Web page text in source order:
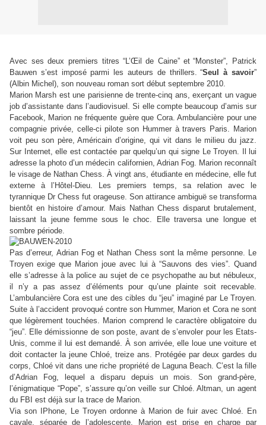
Avec ses deux premiers titres “L’Œil de Caine” et “Monster”, Patrick
Bauwen s’est imposé parmi les auteurs de thrillers. “Seul à savoir”
(Albin Michel), son nouveau roman sort début septembre 2010.
Marion Marsh est une parisienne de trente-cinq ans, exerçant un vague
job d’assistante dans l’audiovisuel. Si elle compte beaucoup d’amis sur
Facebook, Marion ne fréquente guère que Cora. Ambulancière pour une
compagnie privée, celle-ci pilote son Hummer à travers Paris. Marion
voit peu son père, Américain d’origine, qui vit dans le milieu du jazz.
Sur Internet, elle est contactée par quelqu’un qui signe Le Troyen. Il lui
adresse la photo d’un médecin californien, Adrian Fog. Marion reconnaît
le visage de Nathan Chess. À vingt ans, étudiante en médecine, elle fut
externe à l’Hôtel-Dieu. Les premiers temps, sa relation avec le
tyrannique Dr Chess fut orageuse. Son attirance ambiguë se transforma
bientôt en histoire d’amour. Mais Nathan Chess disparut brutalement,
laissant la jeune femme sous le choc. Elle traversa une longue et
sombre période.
Pas d’erreur, Adrian Fog et Nathan Chess sont la même personne. Le
Troyen exige que Marion joue avec lui à “Sauvons des vies”. Quand
elle s’adresse à la police au sujet de ce psychopathe au but nébuleux,
il n’y a pas assez d’éléments pour qu’une plainte soit recevable.
L’ambulancière Cora est une des cibles du“jeu” imaginé par Le Troyen.
Suite à l’accident provoqué contre son Hummer, Marion et Cora ne sont
que légèrement touchées. Marion comprend le caractère obligatoire du
“jeu”. Elle démissionne de son poste, avant de s’envoler pour les Etats-
Unis, comme il lui est demandé. À son arrivée, elle loue une voiture et
doit contacter la jeune Chloé, treize ans. Protégée par deux gardes du
corps, Chloé vit dans une riche propriété de Laguna Beach. C’est la fille
d’Adrian Fog, lequel a disparu depuis un mois. Son grand-père,
l’énigmatique “Pope”, s’assure qu’on veille sur Chloé. Altman, un agent
du FBI est déjà sur la trace de Marion.
Via son IPhone, Le Troyen ordonne à Marion de fuir avec Chloé. En
cavale, séparée de l’adolescente, Marion est prise en charge par